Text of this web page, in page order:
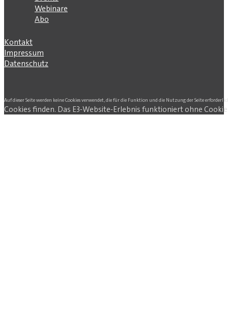
Webinare
Abo
Kontakt
Impressum
Datenschutz
Auf dieser Seite werden keine Cookies verwendet, die für die Funktion und die Nutzung der Seite
Cookies finden. Das E3-Website-Erlebnis funktioniert ohne